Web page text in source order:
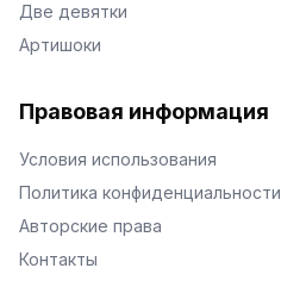
Две девятки
Артишоки
Правовая информация
Условия использования
Политика конфиденциальности
Авторские права
Контакты